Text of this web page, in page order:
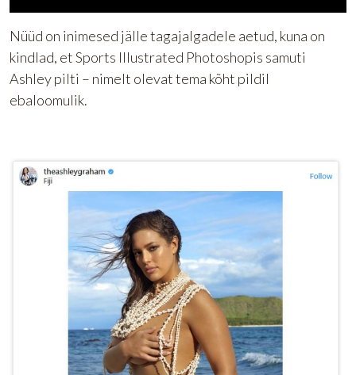
Nüüd on inimesed jälle tagajalgadele aetud, kuna on
kindlad, et Sports Illustrated Photoshopis samuti
Ashley pilti – nimelt olevat tema kõht pildil
ebaloomulik.